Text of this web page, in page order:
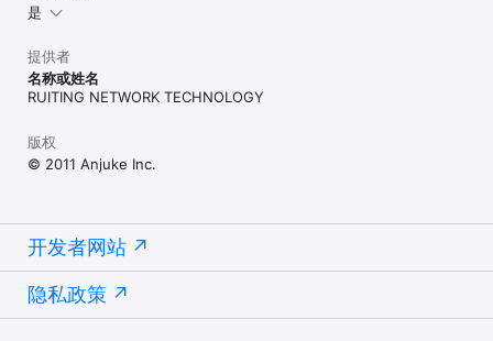
是
提供者
名称或姓名
RUITING NETWORK TECHNOLOGY
版权
© 2011 Anjuke Inc.
开发者网站
隐私政策